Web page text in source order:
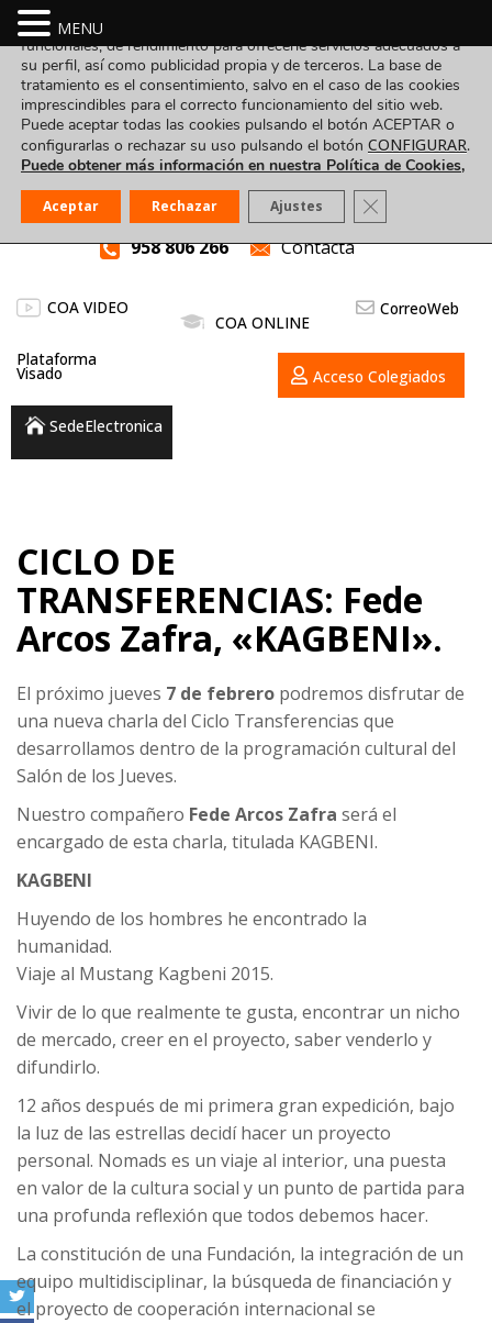
958 806 266 Contacta
COA VIDEO
COA ONLINE
CorreoWeb
Plataforma
Visado Acceso Colegiados
SedeElectronica
CICLO DE
TRANSFERENCIAS: Fede
Arcos Zafra, «KAGBENI».
El próximo jueves 7 de febrero podremos disfrutar de
una nueva charla del Ciclo Transferencias que
desarrollamos dentro de la programación cultural del
Salón de los Jueves.
Nuestro compañero Fede Arcos Zafra será el
encargado de esta charla, titulada KAGBENI.
KAGBENI
Huyendo de los hombres he encontrado la
humanidad.
Viaje al Mustang Kagbeni 2015.
Vivir de lo que realmente te gusta, encontrar un nicho
de mercado, creer en el proyecto, saber venderlo y
difundirlo.
12 años después de mi primera gran expedición, bajo
la luz de las estrellas decidí hacer un proyecto
personal. Nomads es un viaje al interior, una puesta
en valor de la cultura social y un punto de partida para
una profunda reflexión que todos debemos hacer.
La constitución de una Fundación, la integración de un
equipo multidisciplinar, la búsqueda de financiación y
el proyecto de cooperación internacional se
MENU
Utilizamos cookies propias y de terceros para fines analíticos,
funcionales, de rendimiento para ofrecerle servicios adecuados a
su perfil, así como publicidad propia y de terceros. La base de
tratamiento es el consentimiento, salvo en el caso de las cookies
imprescindibles para el correcto funcionamiento del sitio web.
Puede aceptar todas las cookies pulsando el botón ACEPTAR o
configurarlas o rechazar su uso pulsando el botón CONFIGURAR.
Puede obtener más información en nuestra Política de Cookies,
Aceptar Rechazar Ajustes Cerrar el banner